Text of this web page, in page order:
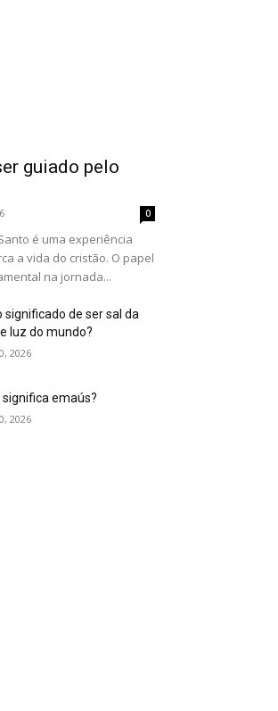
guiado pelo
0
é uma experiência
a vida do cristão. O papel
na jornada...
significado de ser sal da
luz do mundo?
2026
significa emaús?
2026